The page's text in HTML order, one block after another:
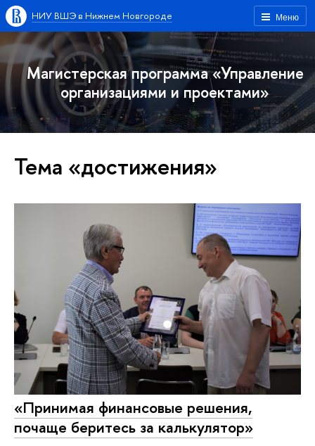
Меню
НИУ ВШЭ в Нижнем Новгороде
Магистерская программа «Управление
организациями и проектами»
Тема «достижения»
«Принимая финансовые решения,
почаще беритесь за калькулятор»